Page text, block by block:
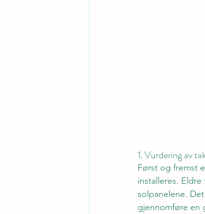
1. Vurdering av
Først og fremst
installeres.
solpanelene.
gjennomføre en